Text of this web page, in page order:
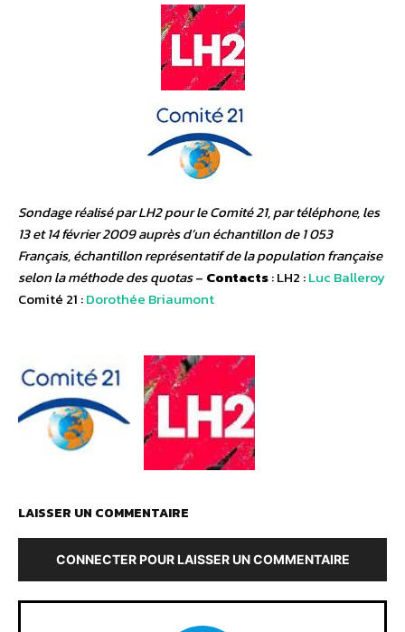
Sondage réalisé par LH2 pour le Comité 21, par téléphone, les
13 et 14 février 2009 auprès d’un échantillon de 1 053
Français, échantillon représentatif de la population française
selon la méthode des quotas– Contacts: LH2 :Luc Balleroy
Comité 21 :Dorothée Briaumont
LAISSER UN COMMENTAIRE
CONNECTER POUR LAISSER UN COMMENTAIRE